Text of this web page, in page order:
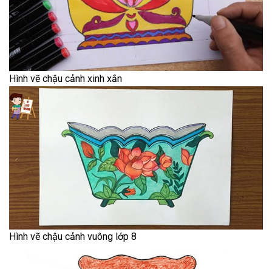
Hình vẽ chậu cảnh xinh xắn
Hình vẽ chậu cảnh vuông lớp 8